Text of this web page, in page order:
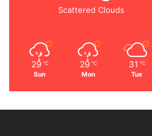
Scattered Clouds
29 ℃
Sun
29 ℃
Mon
31 ℃
Tue